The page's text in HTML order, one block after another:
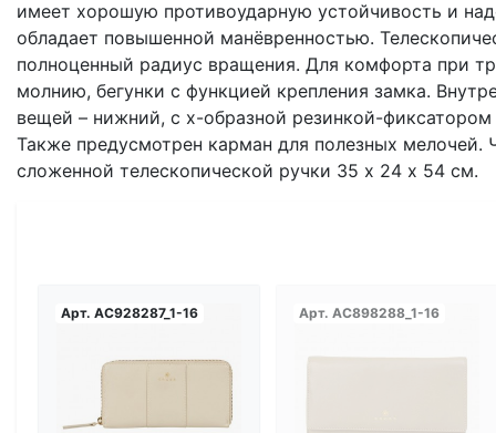
имеет хорошую противоударную устойчивость и
обладает повышенной манёвренностью.
полноценный радиус вращения. Для комфорта при
молнию, бегунки с функцией крепления замка.
вещей – нижний, с х-образной резинкой-
Также предусмотрен карман для полезных
сложенной телескопической ручки 35 х 24 х 54 см.
Арт. AC928287_1-16 Арт. AC898288_1-16